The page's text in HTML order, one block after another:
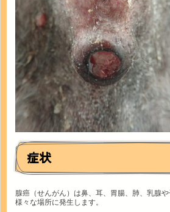
症状
腺癌（せんがん）は鼻、耳、胃腸、肺、乳腺
様々な場所に発生します。